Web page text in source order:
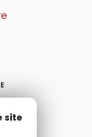
site